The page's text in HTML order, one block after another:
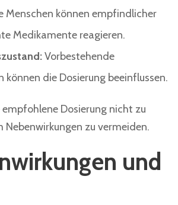
Menschen können empfindlicher
Medikamente reagieren.
Vorbestehende
können die Dosierung beeinflussen.
Dosierung nicht zu
Nebenwirkungen zu vermeiden.
und